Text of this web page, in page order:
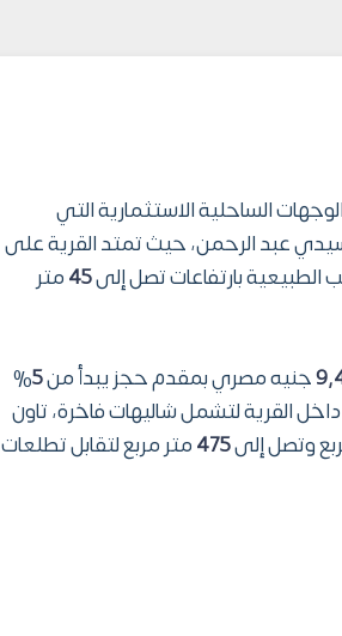
الساحلية الاستثمارية التي
للتطوير العقاري في الكيلو 171 بمنطقة سيدي عبد الرحمن، حيث تمتد القرية على
الطبيعية بارتفاعات تصل إلى45متر
جنيه مصري بمقدم حجز يبدأ من5
%
القرية لتشمل شاليهات فاخرة، تاون
وتصل إلى475متر مربع لتقابل تطلعات